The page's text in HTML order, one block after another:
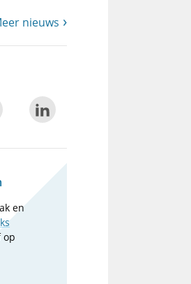
nieuws
en
op